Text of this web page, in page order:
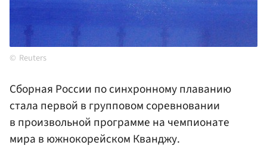
Reuters
Сборная России по синхронному плаванию
стала первой в групповом соревновании
в произвольной программе на чемпионате
мира в южнокорейском Кванджу.